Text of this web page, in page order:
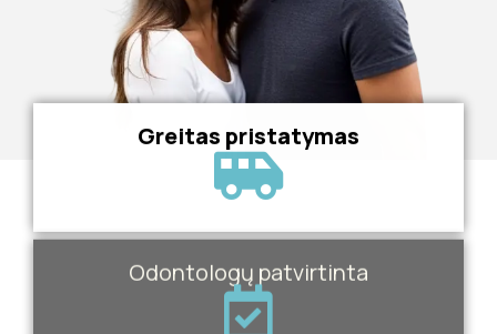
Greitas pristatymas
Odontologų patvirtinta